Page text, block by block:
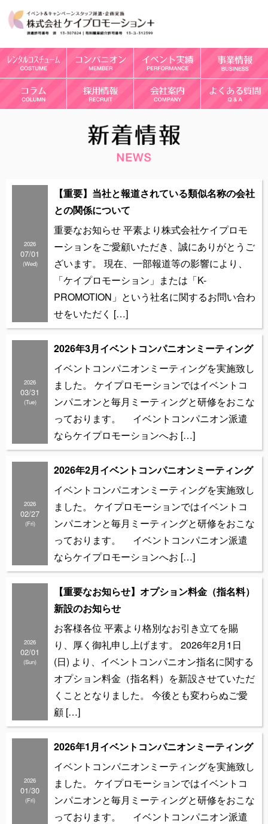
2026
07/01
(Wed)
【重要】当社と報道されている類似名称の会社
との関係について
重要なお知らせ 平素より株式会社ケイプロモ
ーションをご愛顧いただき、誠にありがとうご
ざいます。 現在、一部報道等の影響により、
「ケイプロモーション」または「K-
PROMOTION」という社名に関するお問い合わ
せをいただく […]
2026
03/31
(Tue)
2026年3月イベントコンパニオンミーティング
イベントコンパニオンミーティングを実施致し
ました。 ケイプロモーションではイベントコ
ンパニオンと毎月ミーティングと研修をおこな
っております。 イベントコンパニオン派遣
ならケイプロモーションへお […]
2026
02/27
(Fri)
2026年2月イベントコンパニオンミーティング
イベントコンパニオンミーティングを実施致し
ました。 ケイプロモーションではイベントコ
ンパニオンと毎月ミーティングと研修をおこな
っております。 イベントコンパニオン派遣
ならケイプロモーションへお […]
2026
02/01
(Sun)
【重要なお知らせ】オプション料金（指名料）
新設のお知らせ
お客様各位 平素より格別なお引き立てを賜
り、厚く御礼申し上げます。 2026年2月1日
(日) より、イベントコンパニオン指名に関する
オプション料金（指名料）を新設させていただ
くこととなりました。 今後とも変わらぬご愛
顧 […]
2026
01/30
(Fri)
2026年1月イベントコンパニオンミーティング
イベントコンパニオンミーティングを実施致し
ました。 ケイプロモーションではイベントコ
ンパニオンと毎月ミーティングと研修をおこな
っております。 イベントコンパニオン派遣